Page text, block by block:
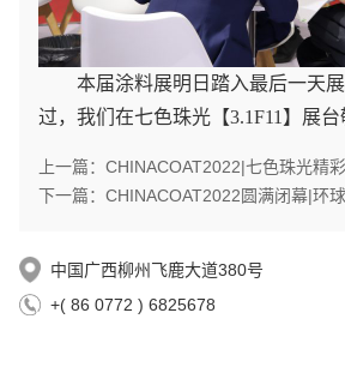
本届涂料展明日踏入最后一天
过，我们在七色珠光【3.1F11】展台
上一篇：CHINACOAT2022|七色珠光精
下一篇：CHINACOAT2022圆满闭幕|环
中国广西柳州飞鹿大道380号
+( 86 0772 ) 6825678